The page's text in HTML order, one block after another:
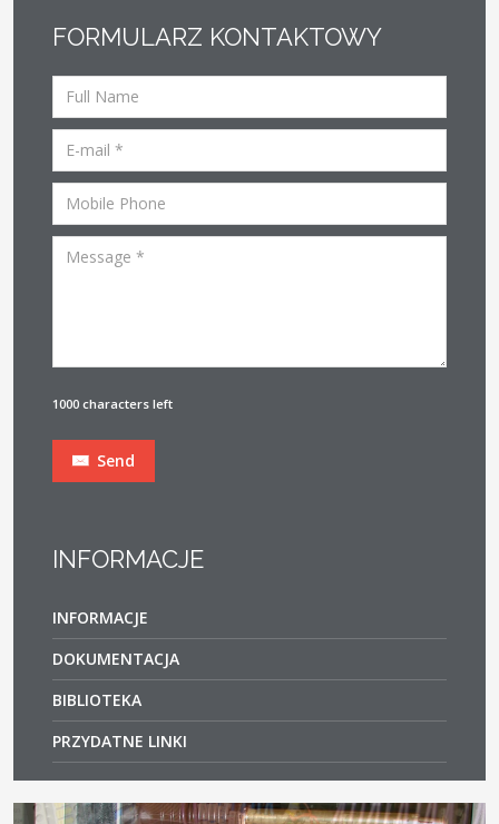
FORMULARZ KONTAKTOWY
1000 characters left
Send
INFORMACJE
INFORMACJE
DOKUMENTACJA
BIBLIOTEKA
PRZYDATNE LINKI